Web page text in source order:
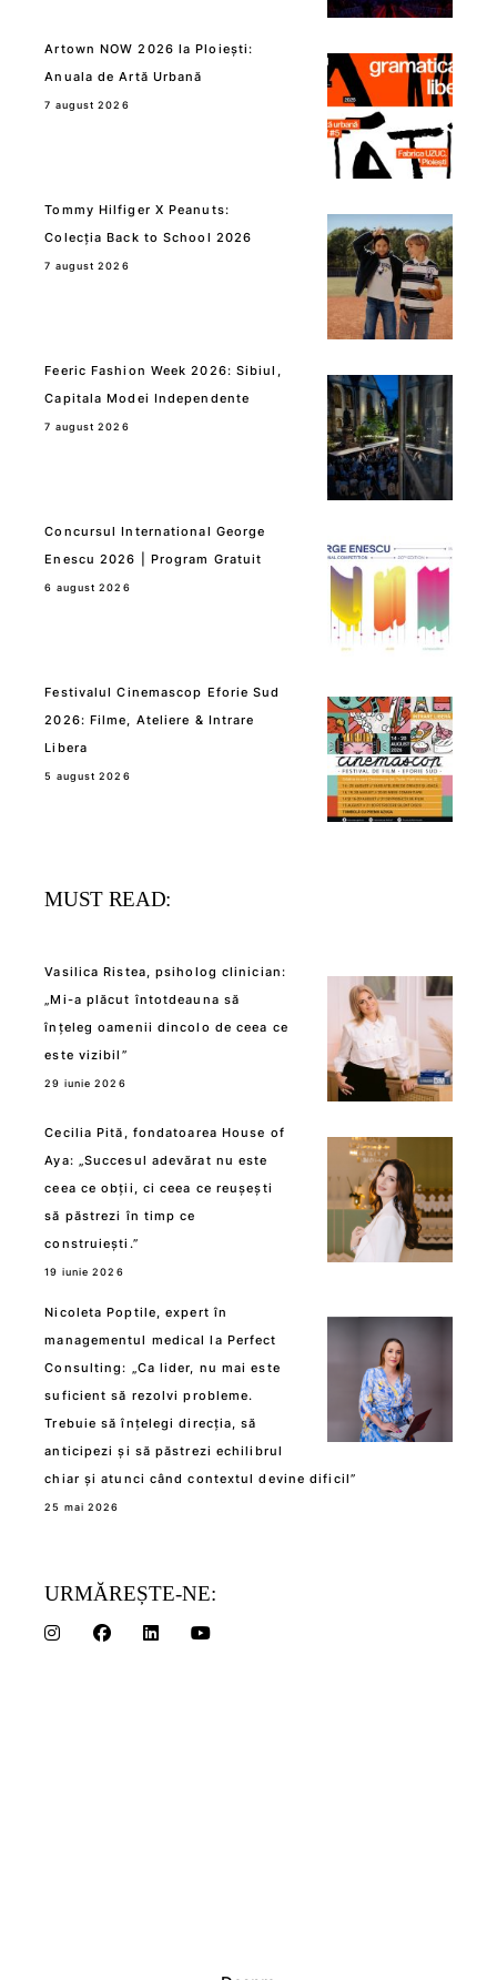
Artown NOW 2026 la Ploiești:
Anuala de Artă Urbană
7 august 2026
Tommy Hilfiger X Peanuts:
Colecția Back to School 2026
7 august 2026
Feeric Fashion Week 2026: Sibiul,
Capitala Modei Independente
7 august 2026
Concursul International George
Enescu 2026 | Program Gratuit
6 august 2026
Festivalul Cinemascop Eforie Sud
2026: Filme, Ateliere & Intrare
Libera
5 august 2026
MUST READ:
Vasilica Ristea, psiholog clinician:
„Mi-a plăcut întotdeauna să
înțeleg oamenii dincolo de ceea ce
este vizibil”
29 iunie 2026
Cecilia Pită, fondatoarea House of
Aya: „Succesul adevărat nu este
ceea ce obții, ci ceea ce reușești
să păstrezi în timp ce
construiești.”
19 iunie 2026
Nicoleta Poptile, expert în
managementul medical la Perfect
Consulting: „Ca lider, nu mai este
suficient să rezolvi probleme.
Trebuie să înțelegi direcția, să
anticipezi și să păstrezi echilibrul
chiar și atunci când contextul devine dificil”
25 mai 2026
URMĂREȘTE-NE: